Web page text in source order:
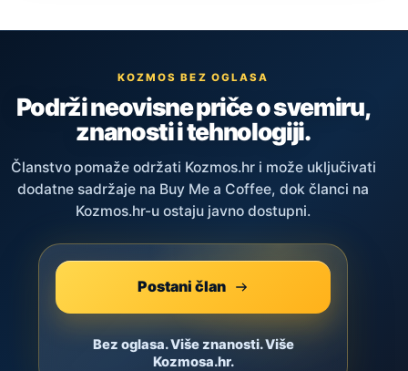
KOZMOS BEZ OGLASA
Podrži neovisne priče o svemiru,
znanosti i tehnologiji.
Članstvo pomaže održati Kozmos.hr i može uključivati
dodatne sadržaje na Buy Me a Coffee, dok članci na
Kozmos.hr-u ostaju javno dostupni.
Postani član
Bez oglasa. Više znanosti. Više
Kozmosa.hr.